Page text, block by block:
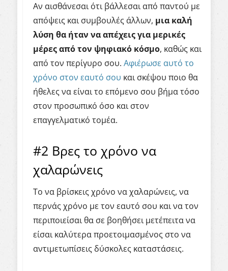
Αν αισθάνεσαι ότι βάλλεσαι από παντού με
απόψεις και συμβουλές άλλων, μια καλή
λύση θα ήταν να απέχεις για μερικές
μέρες από τον ψηφιακό κόσμο, καθώς και
από τον περίγυρο σου. Αφιέρωσε αυτό το
χρόνο στον εαυτό σου και σκέψου ποιο θα
ήθελες να είναι το επόμενο σου βήμα τόσο
στον προσωπικό όσο και στον
επαγγελματικό τομέα.
#2 Βρες το χρόνο να
χαλαρώνεις
Το να βρίσκεις χρόνο να χαλαρώνεις, να
περνάς χρόνο με τον εαυτό σου και να τον
περιποιείσαι θα σε βοηθήσει μετέπειτα να
είσαι καλύτερα προετοιμασμένος στο να
αντιμετωπίσεις δύσκολες καταστάσεις.